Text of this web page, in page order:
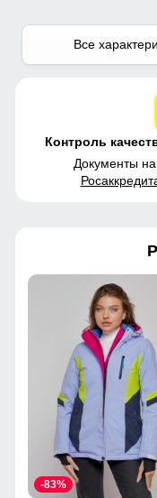
Все
Контроль
Документы
-83%